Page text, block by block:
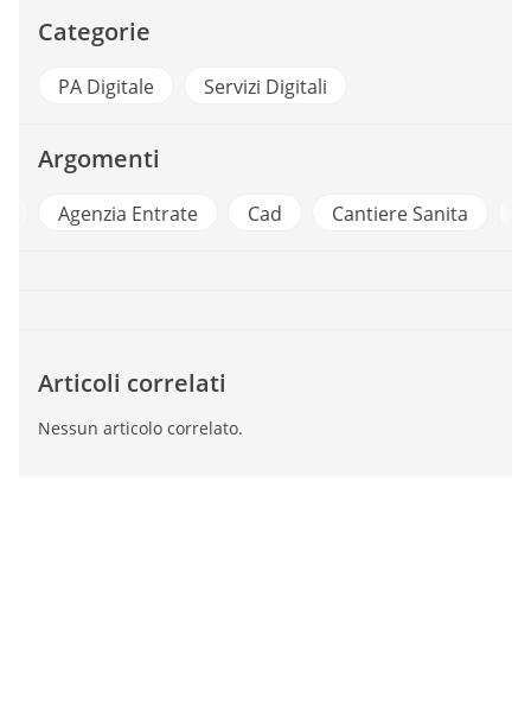
Categorie
PA Digitale Servizi Digitali
Argomenti
Agenzia Entrate Cad Cantiere Sanita
Articoli correlati
Nessun articolo correlato.